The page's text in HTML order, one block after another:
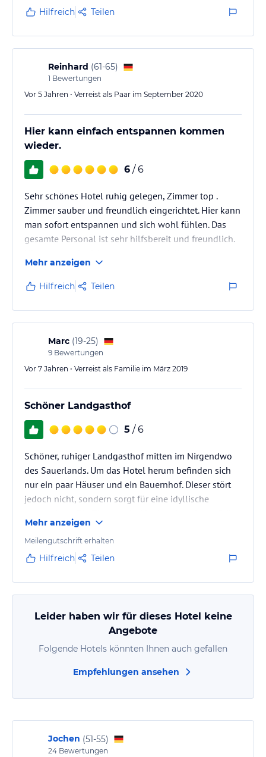
Hilfreich Teilen
Reinhard (61-65)
1 Bewertungen
Vor 5 Jahren • Verreist als Paar im September 2020
Hier kann einfach entspannen kommen
wieder.
6 / 6
Sehr schönes Hotel ruhig gelegen, Zimmer top .
Zimmer sauber und freundlich eingerichtet. Hier kann
man sofort entspannen und sich wohl fühlen. Das
gesamte Personal ist sehr hilfsbereit und freundlich.
wieder . Lohnt sich auf jeden fall egal ob nur übers
Wochenende oder als kurz Urlaub .
Mehr anzeigen
Hilfreich Teilen
Marc (19-25)
9 Bewertungen
Vor 7 Jahren • Verreist als Familie im März 2019
Schöner Landgasthof
5 / 6
Schöner, ruhiger Landgasthof mitten im Nirgendwo
des Sauerlands. Um das Hotel herum befinden sich
nur ein paar Häuser und ein Bauernhof. Dieser stört
jedoch nicht, sondern sorgt für eine idyllische
was sehr passend ist. Insgesamt empfehlenswert.
Mehr anzeigen
Meilengutschrift erhalten
Hilfreich Teilen
Leider haben wir für dieses Hotel keine
Angebote
Folgende Hotels könnten Ihnen auch gefallen
Empfehlungen ansehen
Jochen (51-55)
24 Bewertungen